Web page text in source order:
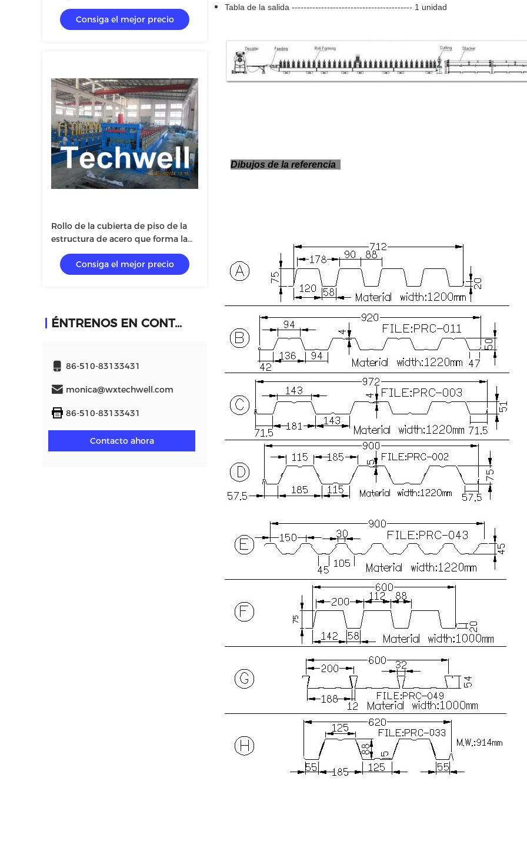
cubierta del metal de la velocidad
ruedan formando la máquina con
poder del motor 22KW
Consiga el mejor precio
Rollo de la cubierta de piso de la
estructura de acero que forma la
máquina para la cubierta del
tejado, teja de acero TW-FD1250
Consiga el mejor precio
ÉNTRENOS EN CONTACTO CON
86-510-83133431
monica@wxtechwell.com
86-510-83133431
Contacto ahora
Tabla de la salida ----------------------------------------- 1 unidad
Dibujos de la referencia